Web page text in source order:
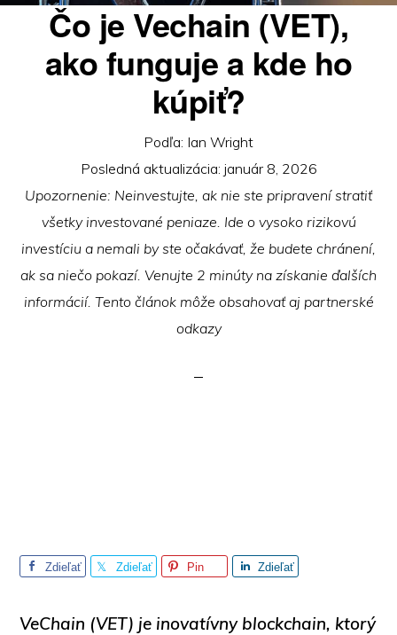
Čo je Vechain (VET),
ako funguje a kde ho
kúpiť?
Podľa: Ian Wright
Posledná aktualizácia: január 8, 2026
Upozornenie: Neinvestujte, ak nie ste pripravení stratiť
všetky investované peniaze. Ide o vysoko rizikovú
investíciu a nemali by ste očakávať, že budete chránení,
ak sa niečo pokazí. Venujte 2 minúty na získanie ďalších
informácií. Tento článok môže obsahovať aj partnerské
odkazy
Zdieľať Zdieľať Pin Zdieľať
VeChain (VET) je inovatívny blockchain, ktorý